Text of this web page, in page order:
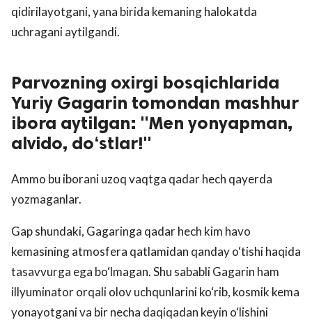
qidirilayotgani, yana birida kemaning halokatda
uchragani aytilgandi.
Parvozning oxirgi bosqichlarida
Yuriy Gagarin tomondan mashhur
ibora aytilgan: "Men yonyapman,
alvido, do‘stlar!"
Ammo bu iborani uzoq vaqtga qadar hech qayerda
yozmaganlar.
Gap shundaki, Gagaringa qadar hech kim havo
kemasining atmosfera qatlamidan qanday o‘tishi haqida
tasavvurga ega bo‘lmagan. Shu sababli Gagarin ham
illyuminator orqali olov uchqunlarini ko‘rib, kosmik kema
yonayotgani va bir necha daqiqadan keyin o‘lishini